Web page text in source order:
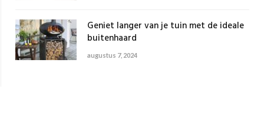
Geniet langer van je tuin met de ideale
buitenhaard
augustus 7, 2024